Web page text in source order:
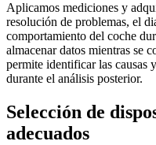
Aplicamos mediciones y
resolución de problemas, el
comportamiento del coche
almacenar datos mientras se
permite identificar las causas
durante el análisis posterior.
Selección de
adecuados